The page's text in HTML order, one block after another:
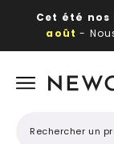
Cet été
août -